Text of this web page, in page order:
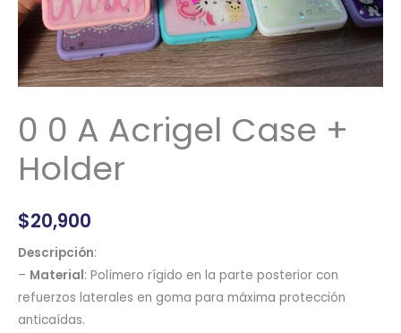
0 0 A Acrigel Case +
Holder
$20,900
Descripción:
– Material: Polímero rígido en la parte posterior con
refuerzos laterales en goma para máxima protección
anticaídas.